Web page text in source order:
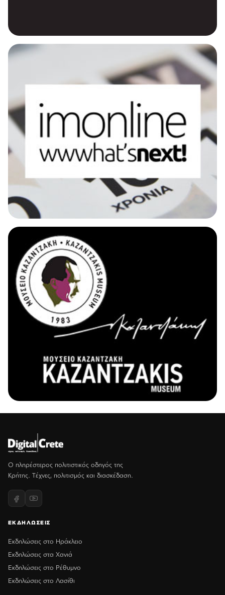
Ο πληρέστερος πολιτιστικός οδηγός της
Κρήτης. Τέχνες, πολιτισμός και διασκέδαση.
ΕΚΔΗΛΩΣΕΙΣ
Εκδηλώσεις στο Ηράκλειο
Εκδηλώσεις στα Χανιά
Εκδηλώσεις στο Ρέθυμνο
Εκδηλώσεις στο Λασίθι